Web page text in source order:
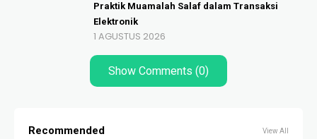
Praktik Muamalah Salaf dalam Transaksi
Elektronik
1 AGUSTUS 2026
Show Comments (0)
Recommended View All